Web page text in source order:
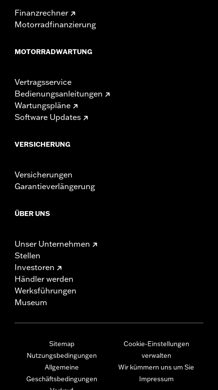
Finanzrechner
Motorradfinanzierung
MOTORRADWARTUNG
Vertragsservice
Bedienungsanleitungen
Wartungspläne
Software Updates
VERSICHERUNG
Versicherungen
Garantieverlängerung
ÜBER UNS
Unser Unternehmen
Stellen
Investoren
Händler werden
Werksführungen
Museum
Sitemap
Nutzungsbedingungen
Allgemeine
Geschäftsbedingungen
Cookie-Einstellungen
verwalten
Wir kümmern uns um Sie
Impressum